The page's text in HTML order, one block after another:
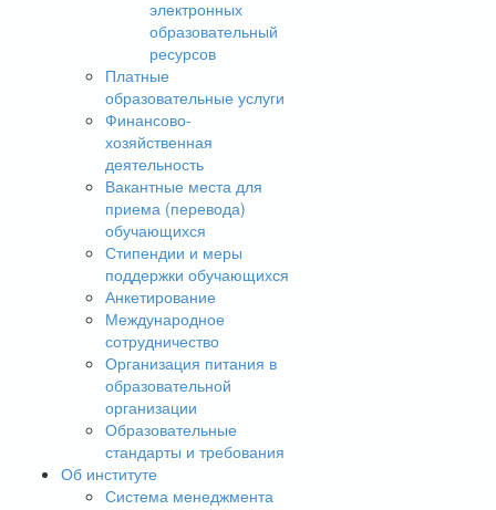
электронных
образовательный
ресурсов
Платные
образовательные услуги
Финансово-
хозяйственная
деятельность
Вакантные места для
приема (перевода)
обучающихся
Стипендии и меры
поддержки обучающихся
Анкетирование
Международное
сотрудничество
Организация питания в
образовательной
организации
Образовательные
стандарты и требования
Об институте
Система менеджмента